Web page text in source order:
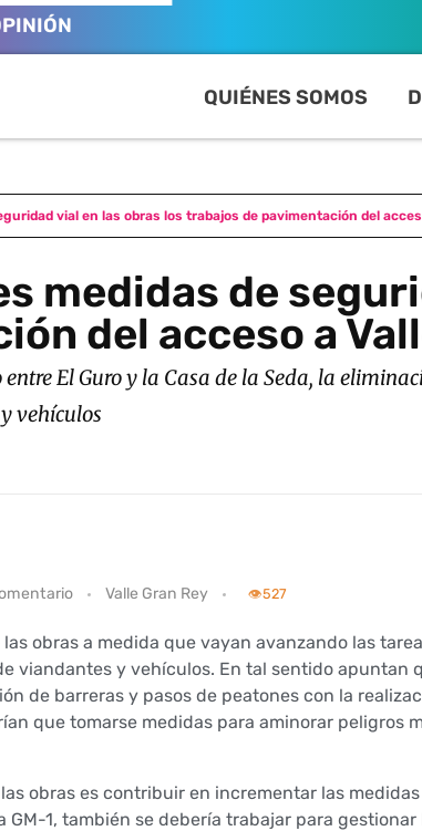
QUIÉNES SOMOS
vial en las obras los trabajos de pavimentación del
medidas de
del acceso a
El Guro y la Casa de la Seda, la
vehículos
Valle Gran Rey 👁️527
obras a medida que vayan avanzando las
viandantes y vehículos. En tal sentido apuntan
de barreras y pasos de peatones con la
que tomarse medidas para aminorar peligros
obras es contribuir en incrementar las
1, también se debería trabajar para